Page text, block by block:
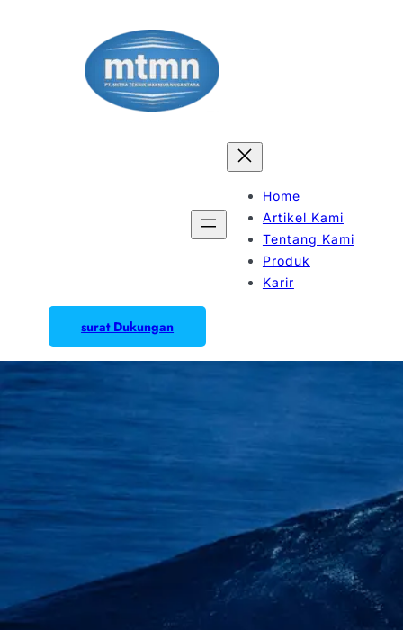
Home
Artikel Kami
Tentang Kami
Produk
Karir
surat Dukungan